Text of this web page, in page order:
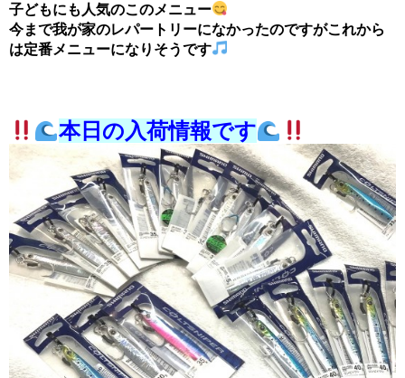
子どもにも人気のこのメニュー
今まで我が家のレパートリーになかったのですがこれから
は定番メニューになりそうです
本日の入荷情報です